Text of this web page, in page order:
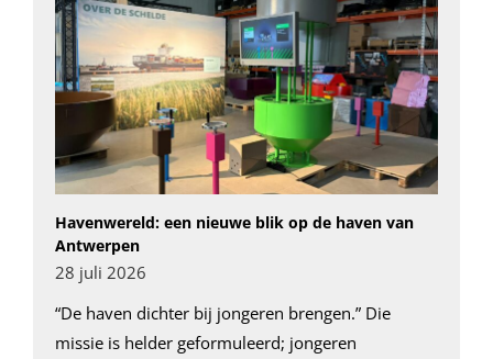
Havenwereld: een nieuwe blik op de haven van
Antwerpen
28 juli 2026
“De haven dichter bij jongeren brengen.” Die
missie is helder geformuleerd; jongeren